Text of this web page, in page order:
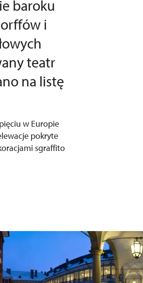
baroku
i
teatr
na listę
w Europie
pokryte
sgraffito